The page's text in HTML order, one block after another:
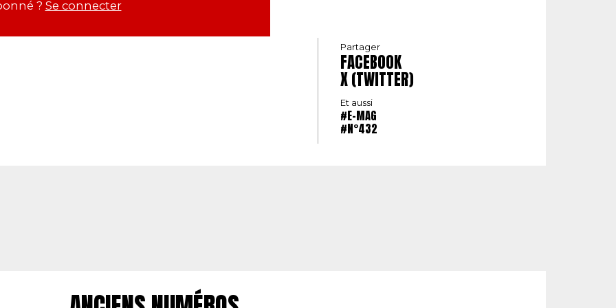
? Se connecter
Partager
FACEBOOK
X (TWITTER)
Et aussi
#E-MAG
#N°432